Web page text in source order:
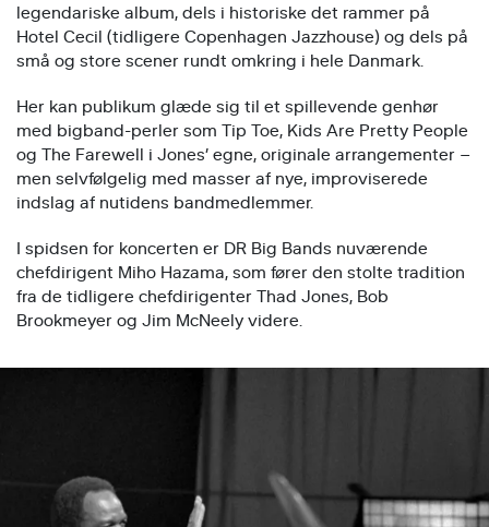
legendariske album, dels i historiske det rammer på
Hotel Cecil (tidligere Copenhagen Jazzhouse) og dels på
små og store scener rundt omkring i hele Danmark.
Her kan publikum glæde sig til et spillevende genhør
med bigband-perler som Tip Toe, Kids Are Pretty People
og The Farewell i Jones’ egne, originale arrangementer –
men selvfølgelig med masser af nye, improviserede
indslag af nutidens bandmedlemmer.
I spidsen for koncerten er DR Big Bands nuværende
chefdirigent Miho Hazama, som fører den stolte tradition
fra de tidligere chefdirigenter Thad Jones, Bob
Brookmeyer og Jim McNeely videre.